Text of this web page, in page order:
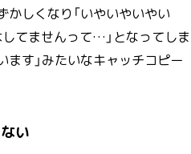
かしくなり「いやいやいやい
てませんって…」となってしま
ます」みたいなキャッチコピー
い